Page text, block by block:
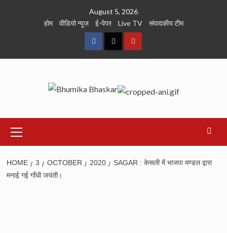
August 5, 2026
होम
वीडियो न्यूज ई-पेपर Live TV संपादकीय टीम
FacebookTwitterYoutube
Menu
HOME 3 OCTOBER 2020
SAGAR : केसली में भाजपा मण्डल द्वारा
मनाई गई गाँधी जयंती।